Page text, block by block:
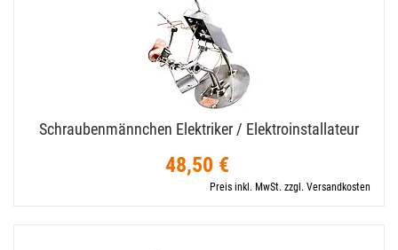
Schraubenmännchen Elektriker / Elektroinstallateur
48,50 €
Preis inkl. MwSt. zzgl. Versandkosten